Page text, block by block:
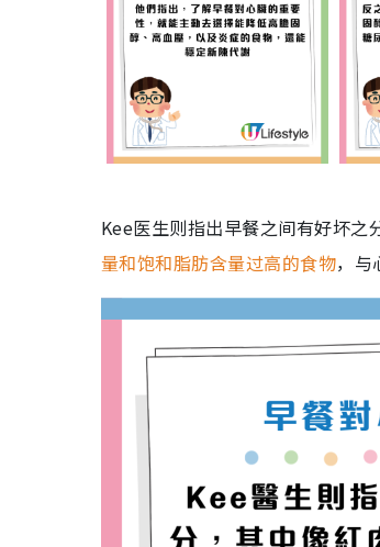
Kee医生则指出早餐之间有好坏之
量和饱和脂肪含量过高的食物，与